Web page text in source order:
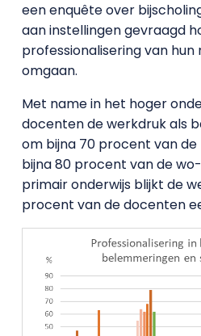
een enquête over
aan instellingen gevraagd
professionalisering van
omgaan.
Met name in het hoger
docenten de werkdruk als
om bijna 70 procent van
bijna 80 procent van de
primair onderwijs blijkt de
procent van de docenten